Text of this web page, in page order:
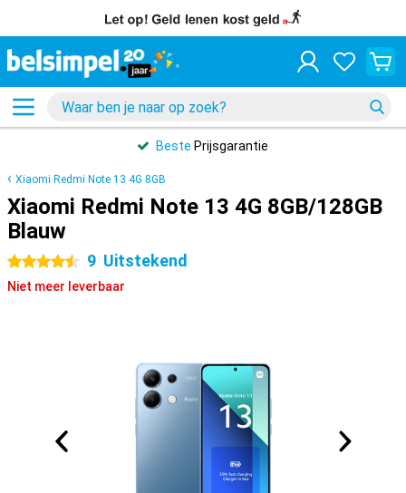
Beste Prijsgarantie
Xiaomi Redmi Note 13 4G 8GB
Xiaomi Redmi Note 13 4G 8GB/128GB
Blauw
4.5 sterren 9 Uitstekend
Niet meer leverbaar